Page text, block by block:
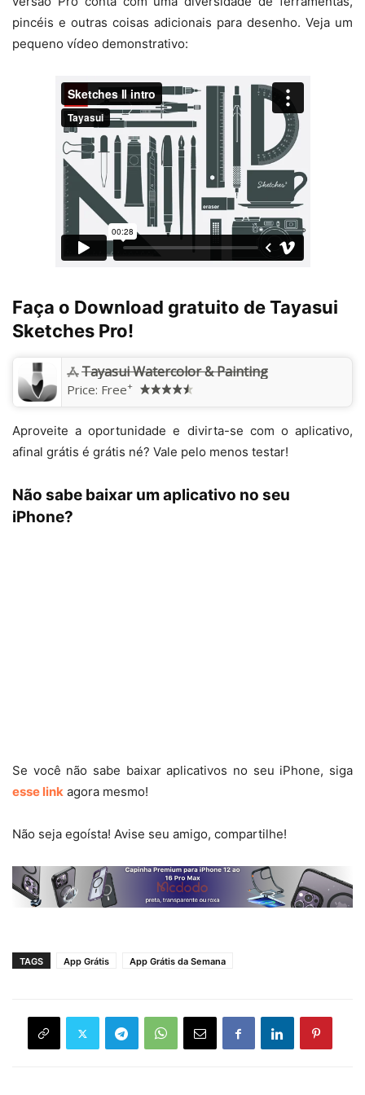
pincéis e outras coisas adicionais para desenho. Veja um
pequeno vídeo demonstrativo:
Faça o Download gratuito de Tayasui
Sketches Pro!
Tayasui Watercolor & Painting
Price: Free+
Aproveite a oportunidade e divirta-se com o aplicativo,
afinal grátis é grátis né? Vale pelo menos testar!
Não sabe baixar um aplicativo no seu
iPhone?
Se você não sabe baixar aplicativos no seu iPhone, siga
esse link agora mesmo!
Não seja egoísta! Avise seu amigo, compartilhe!
TAGS App Grátis App Grátis da Semana